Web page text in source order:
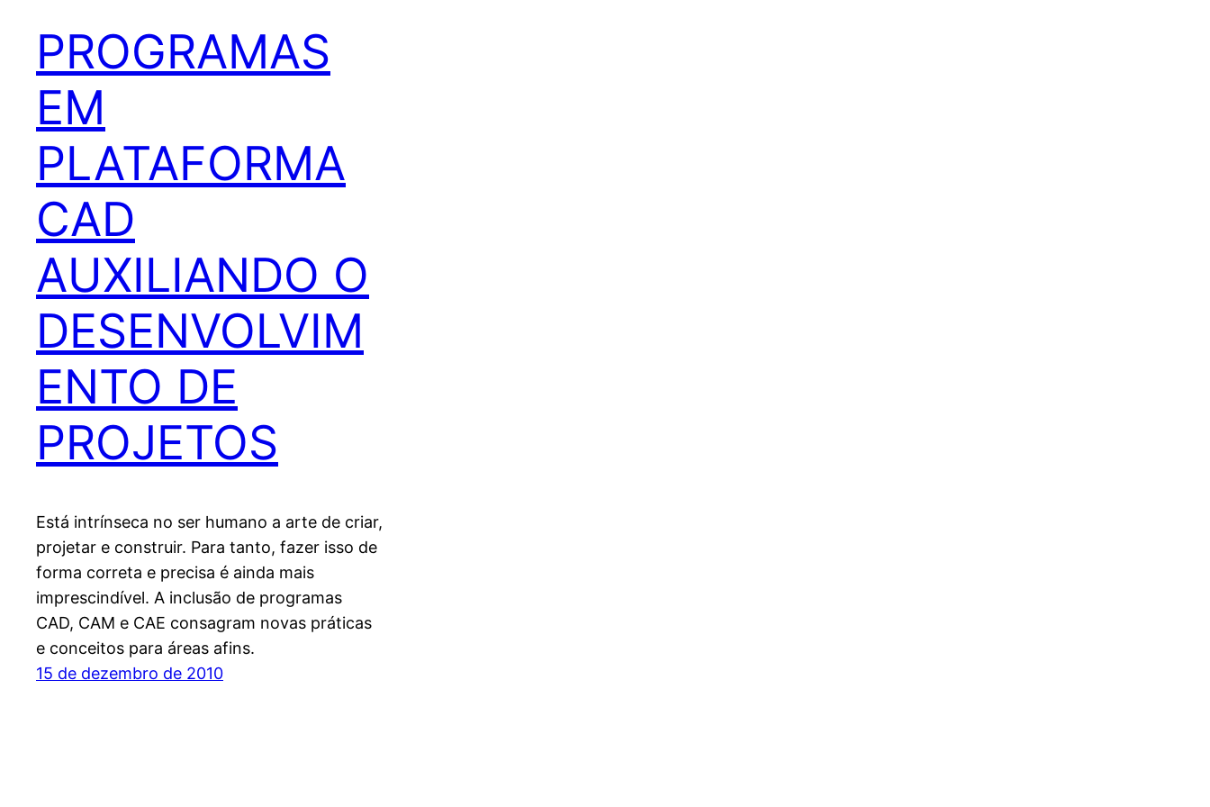
PROGRAMAS
EM
PLATAFORMA
CAD
AUXILIANDO O
DESENVOLVIM
ENTO DE
PROJETOS
Está intrínseca no ser humano a arte de criar,
projetar e construir. Para tanto, fazer isso de
forma correta e precisa é ainda mais
imprescindível. A inclusão de programas
CAD, CAM e CAE consagram novas práticas
e conceitos para áreas afins.
15 de dezembro de 2010